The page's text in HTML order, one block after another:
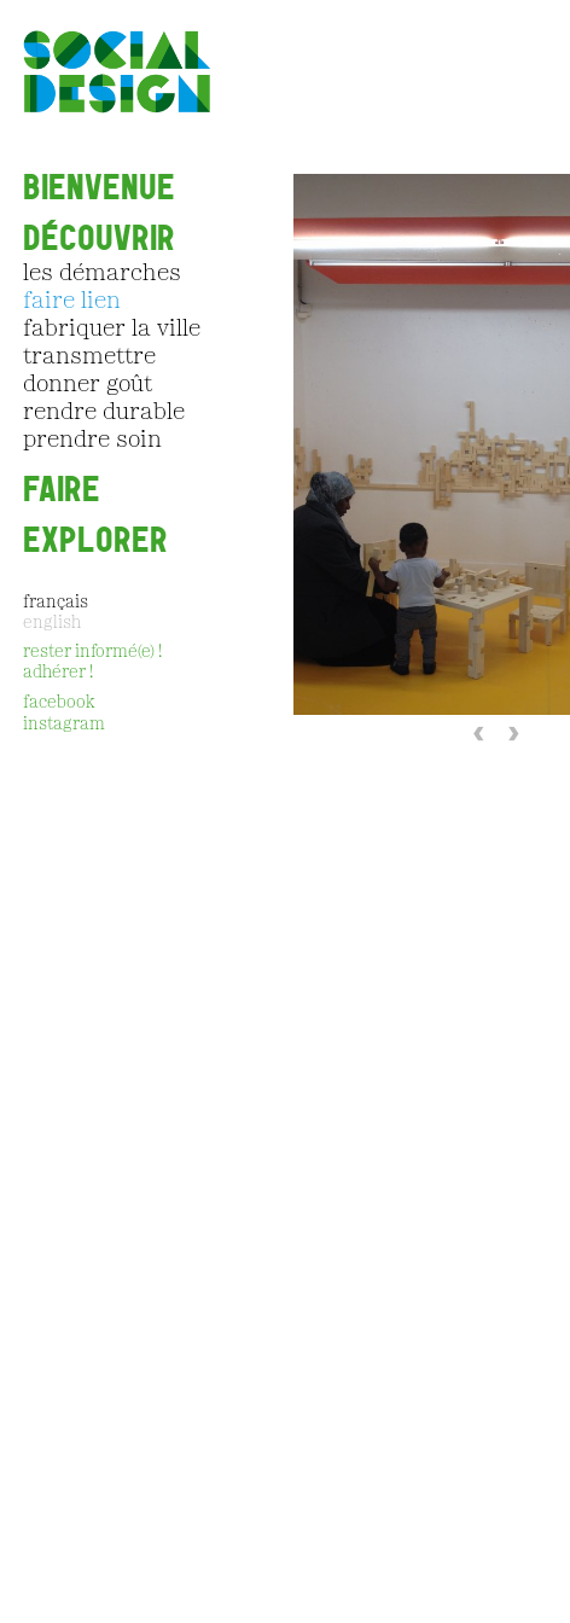
BIENVENUE
DÉCOUVRIR
les démarches
faire lien
fabriquer la ville
transmettre
donner goût
rendre durable
prendre soin
FAIRE
EXPLORER
français
english
rester informé(e) !
adhérer !
CONTACT
facebook
instagram
‹ ›